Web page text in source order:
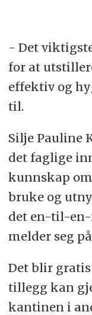
- Det
for at
effektiv og
til.
Silje Pauline
det faglige
kunnskap
bruke og
det en-til-en-
melder seg
Det blir
tillegg kan
kantinen i